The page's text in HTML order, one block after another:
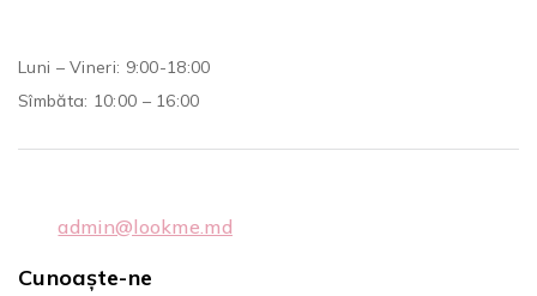
Luni – Vineri: 9:00-18:00
Sîmbăta: 10:00 – 16:00
admin@lookme.md
Cunoaște-ne